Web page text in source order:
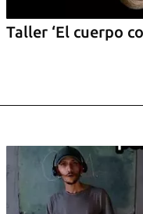
Taller ‘El cuerpo